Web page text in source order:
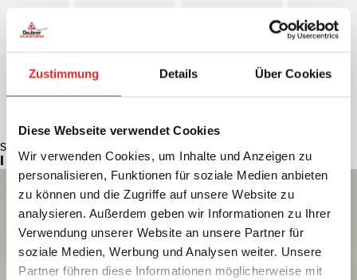
Zustimmung Details Über Cookies
Diese Webseite verwendet Cookies
Wir verwenden Cookies, um Inhalte und Anzeigen zu
personalisieren, Funktionen für soziale Medien anbieten
zu können und die Zugriffe auf unsere Website zu
analysieren. Außerdem geben wir Informationen zu Ihrer
Verwendung unserer Website an unsere Partner für
soziale Medien, Werbung und Analysen weiter. Unsere
Partner führen diese Informationen möglicherweise mit
Schutzkleidung
IHR ANSPRECHPARTNER